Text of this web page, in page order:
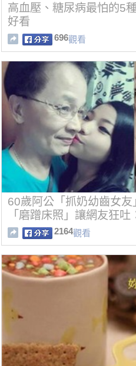
高血壓、糖尿病最怕的5
好看
696觀看
60歲阿公「抓奶幼齒女
「磨蹭床照」讓網友狂吐
2164觀看